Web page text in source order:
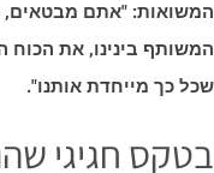
"אתם מבטאים,
בינינו, את הכוח
כך מייחדת אותנו".
חגיגי